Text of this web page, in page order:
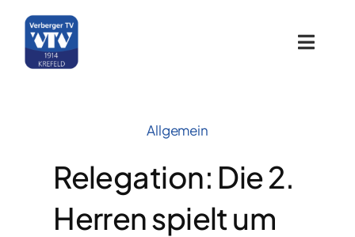
Inhalt
springen
Toggle
Allgemein
Relegation: Die 2.
Herren spielt um